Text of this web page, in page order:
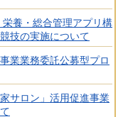
栄養・総合管理アプリ構
技の実施について
業業務委託公募型プロ
サロン」活用促進事業